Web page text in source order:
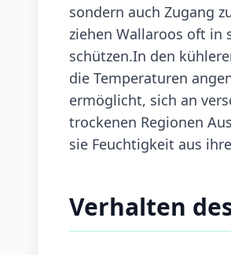
sondern auch Zugang
ziehen Wallaroos oft in
schützen.In den
die Temperaturen
ermöglicht, sich an
trockenen Regionen
sie Feuchtigkeit aus
Verhalten